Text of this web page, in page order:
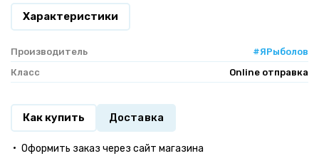
Характеристики
Производитель
#ЯРыболов
Класс
Online отправка
Как купить Доставка
Оформить заказ через сайт магазина